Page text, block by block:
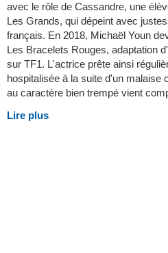
avec le rôle de Cassandre, une
Les Grands, qui dépeint avec
français. En 2018, Michaël Youn
Les Bracelets Rouges, adaptation
sur TF1. L'actrice prête ainsi
hospitalisée à la suite d'un malaise
au caractère bien trempé vient
Lire plus